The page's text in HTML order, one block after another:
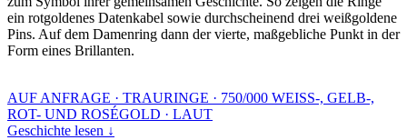
ein rotgoldenes Datenkabel sowie durchscheinend drei weißgoldene
Pins. Auf dem Damenring dann der vierte, maßgebliche Punkt in der
Form eines Brillanten.
AUF ANFRAGE · TRAURINGE · 750/000 WEISS-, GELB-,
ROT- UND ROSÉGOLD · LAUT
Geschichte lesen ↓